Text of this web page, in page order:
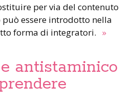
per via del contenuto
essere introdotto nella
forma di integratori. »
antistaminico